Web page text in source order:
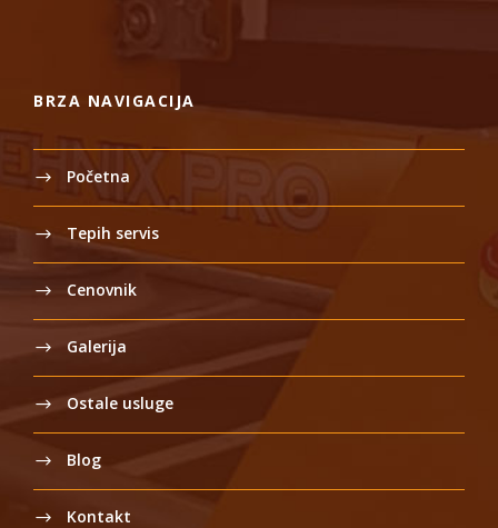
BRZA NAVIGACIJA
Početna
Tepih servis
Cenovnik
Galerija
Ostale usluge
Blog
Kontakt